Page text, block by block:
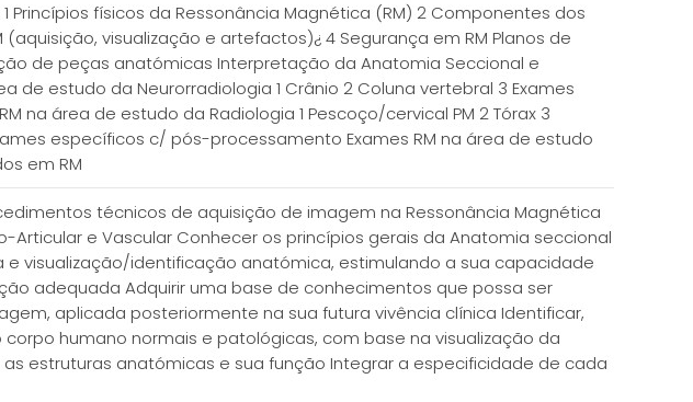
físicos da Ressonância Magnética (RM) 2 Componentes dos
visualização e artefactos)¿ 4 Segurança em RM Planos de
de peças anatómicas Interpretação da Anatomia Seccional e
de estudo da Neurorradiologia 1 Crânio 2 Coluna vertebral 3 Exames
na área de estudo da Radiologia 1 Pescoço/cervical PM 2 Tórax 3
específicos c/ pós-processamento Exames RM na área de estudo
em RM
técnicos de aquisição de imagem na Ressonância Magnética
Articular e Vascular Conhecer os princípios gerais da Anatomia seccional
visualização/identificação anatómica, estimulando a sua capacidade
adequada Adquirir uma base de conhecimentos que possa ser
aplicada posteriormente na sua futura vivência clínica Identificar,
humano normais e patológicas, com base na visualização da
estruturas anatómicas e sua função Integrar a especificidade de cada